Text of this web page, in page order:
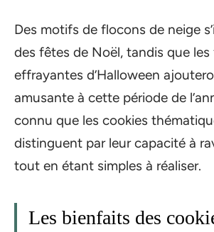
Des motifs de flocons de neige
des fêtes de Noël, tandis que les
effrayantes d’Halloween
amusante à cette période de
connu que les cookies
distinguent par leur capacité à
tout en étant simples à réaliser.
Les bienfaits des